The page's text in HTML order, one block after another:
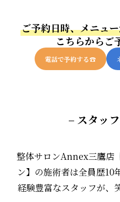
ご予約日時、メニュ
こちらからご
電話で予約する☎︎
– スタッ
整体サロンAnnex三鷹店
ン】の施術者は全員歴10
経験豊富なスタッフが、